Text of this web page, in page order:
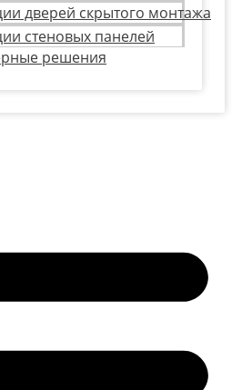
дверей скрытого монтажа
стеновых панелей
решения